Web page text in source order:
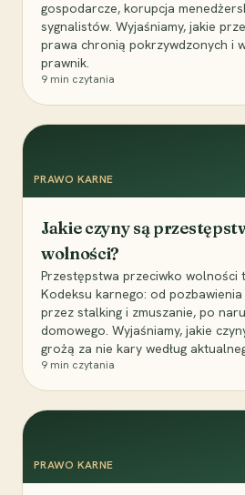
gospodarcze, korupcja
sygnalistów. Wyjaśniamy, jakie
prawa chronią pokrzywdzonych i
prawnik.
9 min czytania
PRAWO KARNE
Jakie czyny są
wolności?
Przestępstwa przeciwko wolności
Kodeksu karnego: od
przez stalking i zmuszanie, po
domowego. Wyjaśniamy, jakie
grożą za nie kary według
9 min czytania
PRAWO KARNE